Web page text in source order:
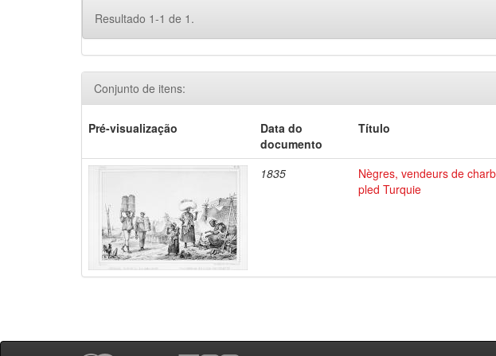
Resultado 1-1 de 1.
Conjunto de itens:
Pré-visualização
Data do
documento
Título
1835
Nègres, vendeurs de
pled Turquie